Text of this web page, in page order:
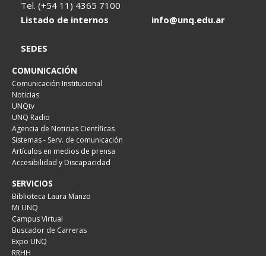
Tel. (+54 11) 4365 7100
Listado de internos
info@unq.edu.ar
SEDES
COMUNICACIÓN
Comunicación Institucional
Noticias
UNQtv
UNQ Radio
Agencia de Noticias Científicas
Sistemas - Serv. de comunicación
Artículos en medios de prensa
Accesibilidad y Discapacidad
SERVICIOS
Biblioteca Laura Manzo
Mi UNQ
Campus Virtual
Buscador de Carreras
Expo UNQ
RRHH